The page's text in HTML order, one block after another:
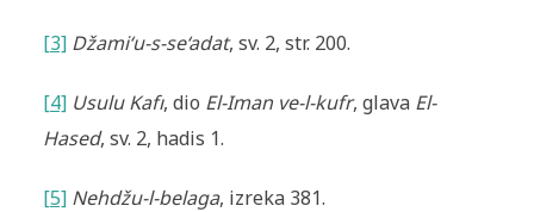
[3] Džami‘u-s-se‘adat, sv. 2, str. 200.
[4] Usulu Kafı, dio El-Iman ve-l-kufr, glava El-
Hased, sv. 2, hadis 1.
[5] Nehdžu-l-belaga, izreka 381.